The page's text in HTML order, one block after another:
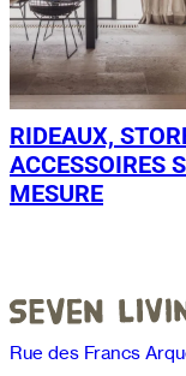
RIDEAUX,
ACCESSOIRES
MESURE
Rue des Francs